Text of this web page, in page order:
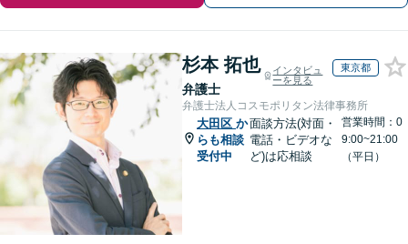
杉本 拓也
弁護士
インタビュ
ーを見る
東京都
弁護士法人コスモポリタン法律事務所
大田区 か
らも相談
受付中
面談方法(対面・
電話・ビデオな
ど)は応相談
営業時間：0
9:00~21:00
（平日）